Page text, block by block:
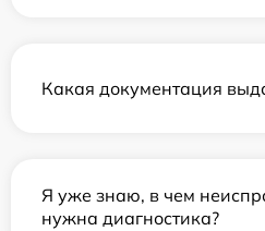
Какая документация
Я уже знаю, в чем
нужна диагностика?